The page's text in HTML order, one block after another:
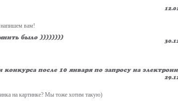
напишем вам!
было ))))))))
конкурса после 10 января по запросу на
на картинке? Мы тоже хотим такую)